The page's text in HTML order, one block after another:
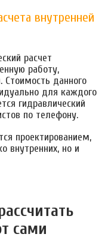
внутренней
расчет
работу,
Стоимость данного
для каждого
гидравлический
по телефону.
проектированием,
внутренних, но и
сами